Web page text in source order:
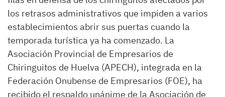
los retrasos administrativos que impiden a varios
establecimientos abrir sus puertas cuando la
temporada turística ya ha comenzado. La
Asociación Provincial de Empresarios de
Chiringuitos de Huelva (APECH), integrada en la
Federación Onubense de Empresarios (FOE), ha
recibido el respaldo unánime de la Asociación de